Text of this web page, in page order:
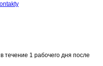
течение 1 рабочего дня после